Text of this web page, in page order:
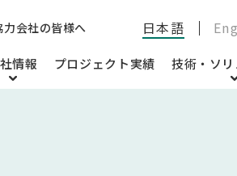
日本語
情報 プロジェクト実績 技術・ソ
力会社の皆様へ